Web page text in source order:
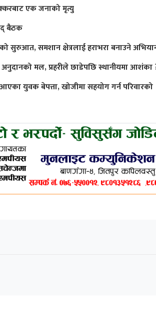
एक जनाको मृत्यु
बैठक
सुरुआत, समशान क्षेत्रलाई हराभरा बनाउने
अनुदानको मल, प्रहरीले छाडेपछि स्थानीयमा आशंका
युवक बेपत्ता, खोजीमा सहयोग गर्न परिवारको